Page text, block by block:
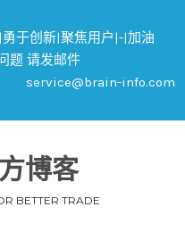
于创新|聚焦用户|-|加油
题 请发邮件
service@brain-info.com
博客
BETTER TRADE